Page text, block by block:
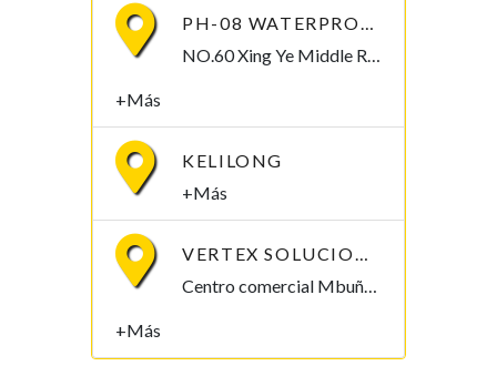
PH-08 WATERPROOF PEN-TYPE SOIL PH METER
NO.60 Xing Ye Middle Road Fuan Fujian China , 355019,
+Más
KELILONG
+Más
VERTEX SOLUCIONES S.L.
Centro comercial Mbuña Bocamba, primera planta. Bata, Litoral , Guinea Ecuatorial
+Más